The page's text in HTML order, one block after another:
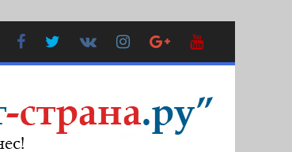
FacebookTwitter
Контакте
Instagram
Google
Plus